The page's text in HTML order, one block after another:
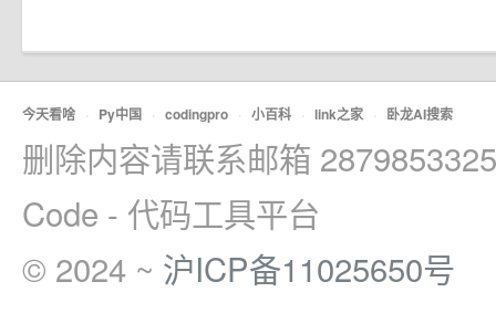
今天看啥 · Py中国 · codingpro · 小百科 · link之家 · 卧龙AI搜索
删除内容请联系邮箱
Code - 代码工具平台
© 2024 ~ 沪ICP备11025650号